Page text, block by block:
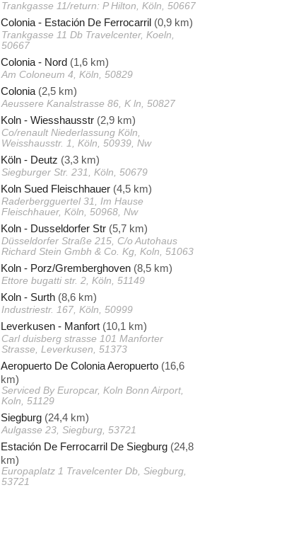
Trankgasse 11/return: P Hilton, Köln, 50667
Colonia - Estación De Ferrocarril (0,9 km)
Trankgasse 11 Db Travelcenter, Koeln,
50667
Colonia - Nord (1,6 km)
Am Coloneum 4, Köln, 50829
Colonia (2,5 km)
Aeussere Kanalstrasse 86, K ln, 50827
Koln - Wiesshausstr (2,9 km)
Co/renault Niederlassung Köln,
Weisshausstr. 1, Köln, 50939, Nw
Köln - Deutz (3,3 km)
Siegburger Str. 231, Köln, 50679
Koln Sued Fleischhauer (4,5 km)
Raderbergguertel 31, Im Hause
Fleischhauer, Köln, 50968, Nw
Koln - Dusseldorfer Str (5,7 km)
Düsseldorfer Straße 215, C/o Autohaus
Richard Stein Gmbh & Co. Kg, Koln, 51063
Koln - Porz/Gremberghoven (8,5 km)
Ettore bugatti str. 2, Köln, 51149
Koln - Surth (8,6 km)
Industriestr. 167, Köln, 50999
Leverkusen - Manfort (10,1 km)
Carl duisberg strasse 101 Manforter
Strasse, Leverkusen, 51373
Aeropuerto De Colonia Aeropuerto (16,6
km)
Serviced By Europcar, Koln Bonn Airport,
Koln, 51129
Siegburg (24,4 km)
Aulgasse 23, Siegburg, 53721
Estación De Ferrocarril De Siegburg (24,8
km)
Europaplatz 1 Travelcenter Db, Siegburg,
53721